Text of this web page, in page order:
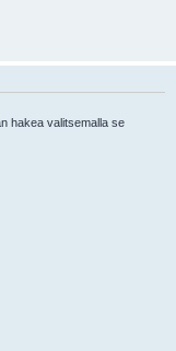
hakea valitsemalla se